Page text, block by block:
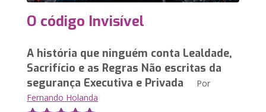
O código Invisível
A história que ninguém conta Lealdade,
Sacrifício e as Regras Não escritas da
segurança Executiva e Privada Por
Fernando Holanda